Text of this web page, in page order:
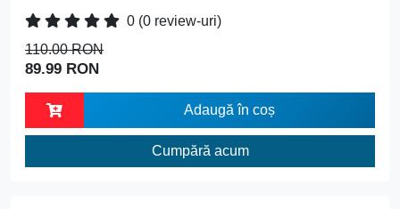
0 (0 review-uri)
110.00 RON
89.99 RON
Adaugă în coș
Cumpără acum